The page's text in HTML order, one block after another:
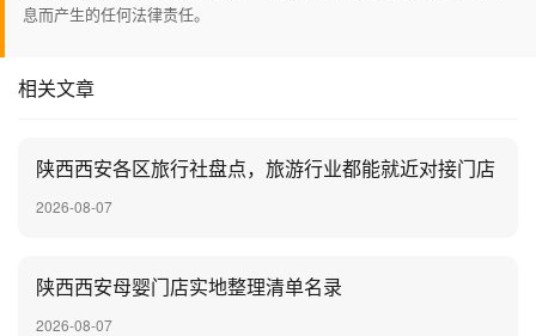
息而产生的任何法律责任。
相关文章
陕西西安各区旅行社盘点，旅游行业都能就近对接门店
2026-08-07
陕西西安母婴门店实地整理清单名录
2026-08-07